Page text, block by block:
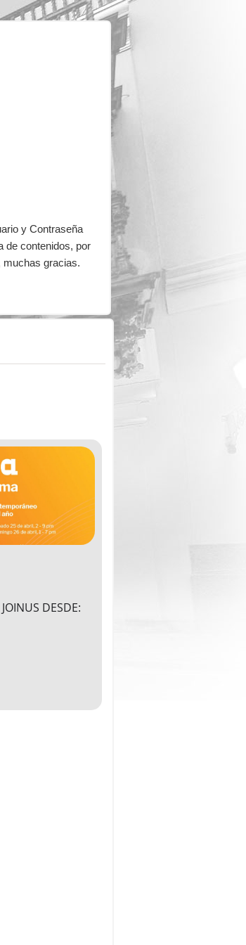
y Contraseña
de contenidos, por
muchas gracias.
DESDE: